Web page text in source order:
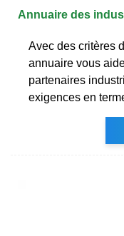
Annuaire des
Avec des critères
annuaire vous
partenaires
exigences en